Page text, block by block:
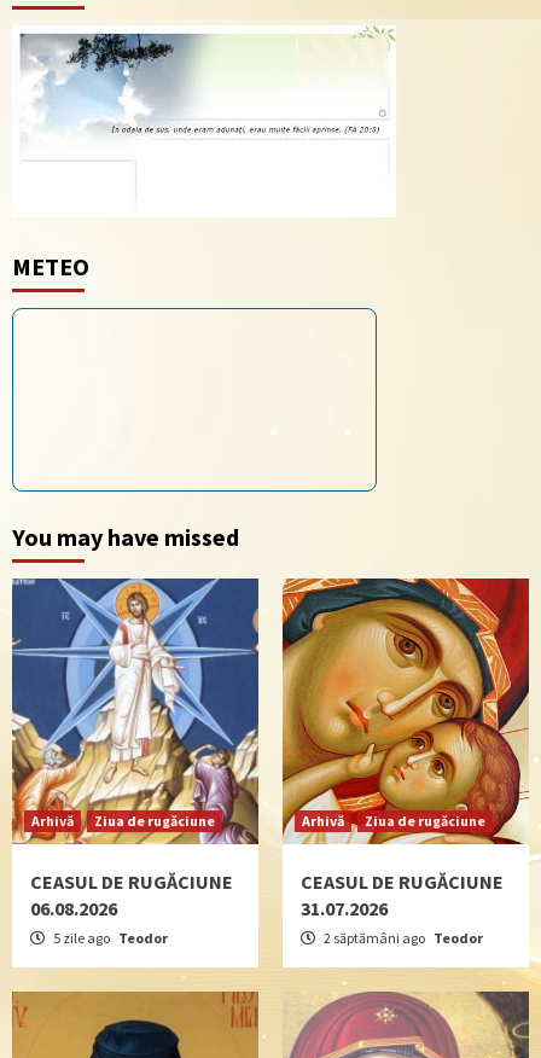
METEO
You may have missed
Arhivă Ziua de rugăciune
CEASUL DE RUGĂCIUNE
06.08.2026
5 zile ago Teodor
Arhivă Ziua de rugăciune
CEASUL DE RUGĂCIUNE
31.07.2026
2 săptămâni ago Teodor